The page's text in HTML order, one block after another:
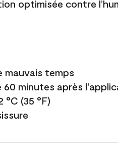
optimisée contre
temps
60 minutes après
°C (35 °F)